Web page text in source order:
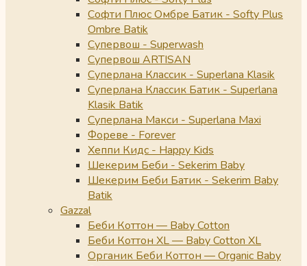
Софти Плюс Омбре Батик - Softy Plus
Ombre Batik
Супервош - Superwash
Супервош ARTISAN
Суперлана Классик - Superlana Klasik
Суперлана Классик Батик - Superlana
Klasik Batik
Суперлана Макси - Superlana Maxi
Фореве - Forever
Хеппи Кидс - Happy Kids
Шекерим Беби - Sekerim Baby
Шекерим Беби Батик - Sekerim Baby
Batik
Gazzal
Беби Коттон — Baby Cotton
Беби Коттон XL — Baby Cotton XL
Органик Беби Коттон — Organic Baby